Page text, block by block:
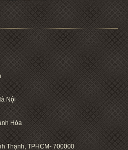
Nội
Hòa
Thạnh,TPHCM-700000